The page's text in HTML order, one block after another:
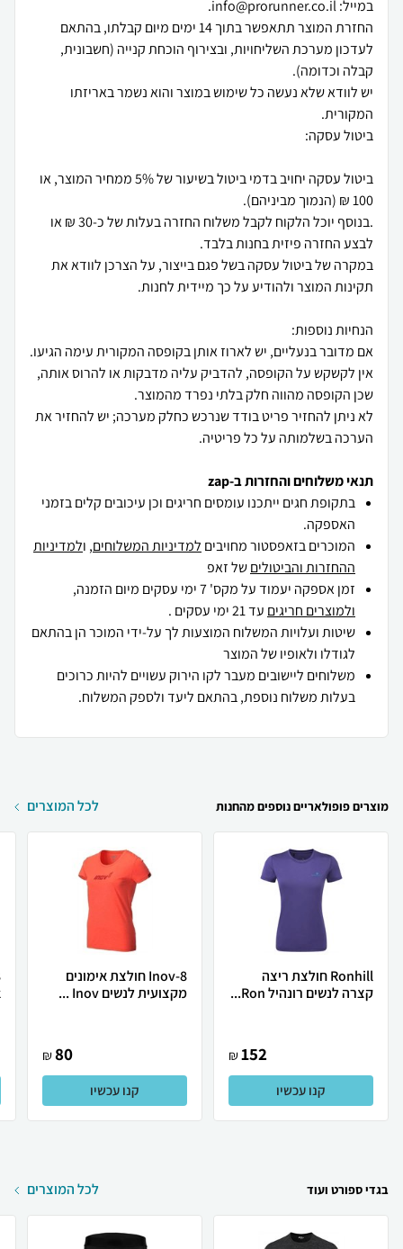
החזרת המוצר תתאפשר בתוך 14 ימים מיום קבלתו, בהתאם
לעדכון מערכת השליחויות, ובצירוף הוכחת קנייה (חשבונית,
יש לוודא שלא נעשה כל שימוש במוצר והוא נשמר באריזתו
ביטול עסקה יחויב בדמי ביטול בשיעור של 5% ממחיר המוצר, או
.בנוסף יוכל הלקוח לקבל משלוח החזרה בעלות של כ-30 ₪ או
במקרה של ביטול עסקה בשל פגם בייצור, על הצרכן לוודא את
אם מדובר בנעליים, יש לארוז אותן בקופסה המקורית עימה הגיעו.
אין לקשקש על הקופסה, להדביק עליה מדבקות או להרוס אותה,
לא ניתן להחזיר פריט בודד שנרכש כחלק מערכה; יש להחזיר את
הערכה בשלמותה על כל פריטיה.
תנאי משלוחים והחזרות ב-zap
בתקופת חגים ייתכנו עומסים חריגים וכן עיכובים קלים בזמני
האספקה.
המוכרים בזאפסטור מחויבים למדיניות המשלוחים, ולמדיניות
ההחזרות והביטוליםשל זאפ
זמן אספקה יעמוד על מקס' 7 ימי עסקים מיום הזמנה,
ולמוצרים חריגים עד 21 ימי עסקים .
שיטות ועלויות המשלוח המוצעות לך על-ידי המוכר הן בהתאם
לגודלו ולאופיו של המוצר
משלוחים ליישובים מעבר לקו הירוק עשויים להיות כרוכים
בעלות משלוח נוספת, בהתאם ליעד ולספק המשלוח.
מוצרים פופולאריים נוספים מהחנות לכל המוצרים
Ronhill חולצת ריצה
קצרה לנשים רונהיל Ron...
152
₪
קנו עכשיו
Inov-8 חולצת אימונים
מקצועית לנשים Inov ...
80
₪
קנו עכשיו
בגדי ספורט ועוד לכל המוצרים